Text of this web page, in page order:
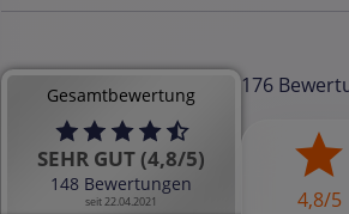
Gesamtbewertung
SEHR GUT (4,8/5)
148 Bewertungen
seit 22.04.2021
176
4,8/5